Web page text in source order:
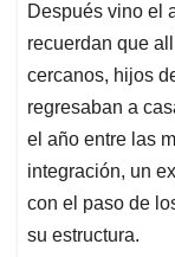
Después vino el
recuerdan que
cercanos, hijos
regresaban a
el año entre las
integración, un
con el paso de
su estructura.